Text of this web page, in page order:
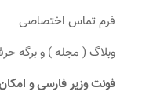
فرم تماس اختصاصی
وبلاگ ( مجله ) و برگه
فونت وزیر فارسی و